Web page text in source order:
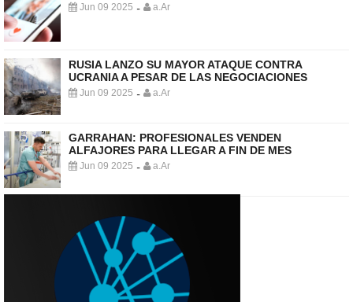
Jun 09 2025 - a.Ar
RUSIA LANZO SU MAYOR ATAQUE CONTRA
UCRANIA A PESAR DE LAS NEGOCIACIONES
Jun 09 2025 - a.Ar
GARRAHAN: PROFESIONALES VENDEN
ALFAJORES PARA LLEGAR A FIN DE MES
Jun 09 2025 - a.Ar